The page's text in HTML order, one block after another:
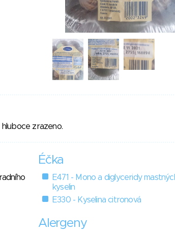
zrazeno.
Éčka
E471 - Mono a diglyceridy
kyselin
E330 - Kyselina citronová
Alergeny